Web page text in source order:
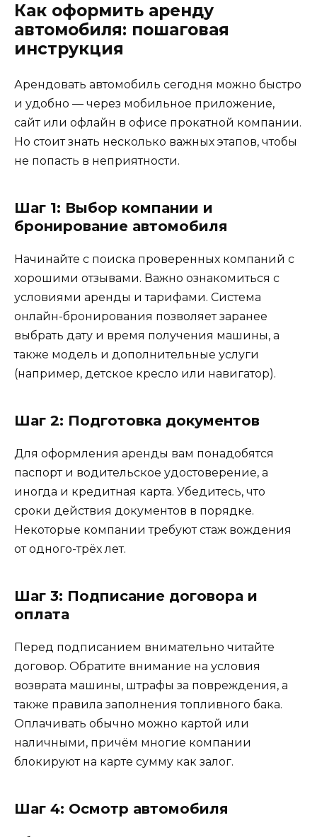
Как оформить аренду
автомобиля: пошаговая
инструкция
Арендовать автомобиль сегодня можно быстро
и удобно — через мобильное приложение,
сайт или офлайн в офисе прокатной компании.
Но стоит знать несколько важных этапов, чтобы
не попасть в неприятности.
Шаг 1: Выбор компании и
бронирование автомобиля
Начинайте с поиска проверенных компаний с
хорошими отзывами. Важно ознакомиться с
условиями аренды и тарифами. Система
онлайн-бронирования позволяет заранее
выбрать дату и время получения машины, а
также модель и дополнительные услуги
(например, детское кресло или навигатор).
Шаг 2: Подготовка документов
Для оформления аренды вам понадобятся
паспорт и водительское удостоверение, а
иногда и кредитная карта. Убедитесь, что
сроки действия документов в порядке.
Некоторые компании требуют стаж вождения
от одного-трёх лет.
Шаг 3: Подписание договора и
оплата
Перед подписанием внимательно читайте
договор. Обратите внимание на условия
возврата машины, штрафы за повреждения, а
также правила заполнения топливного бака.
Оплачивать обычно можно картой или
наличными, причём многие компании
блокируют на карте сумму как залог.
Шаг 4: Осмотр автомобиля